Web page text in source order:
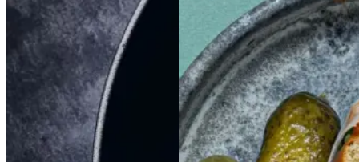
BraiseretBraiseret
oksetværreboksetvæ
rreb
Sloppy Sloppy JoeJoe
Gem opskrift
Morgenmad